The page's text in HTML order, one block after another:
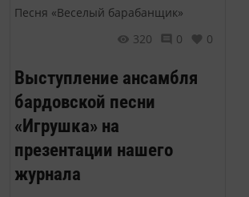
Песня «Веселый барабанщик»
320
0 0
Выступление ансамбля
бардовской песни
«Игрушка» на
презентации нашего
журнала